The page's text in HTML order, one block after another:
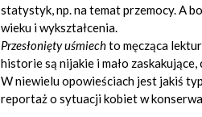
statystyk, np. na temat przemocy. A
wieku i wykształcenia.
Przesłonięty uśmiechto męcząca
historie są nijakie i mało
W niewielu opowieściach jest jakiś
reportaż o sytuacji kobiet w